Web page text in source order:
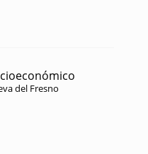
del Fresno